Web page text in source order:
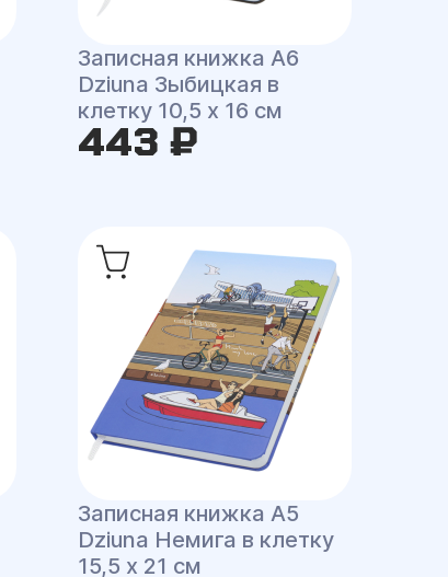
Записная книжка A6
Dziuna Зыбицкая в
клетку 10,5 x 16 см
443 ₽
Записная книжка A5
Dziuna Немига в клетку
15,5 x 21 см